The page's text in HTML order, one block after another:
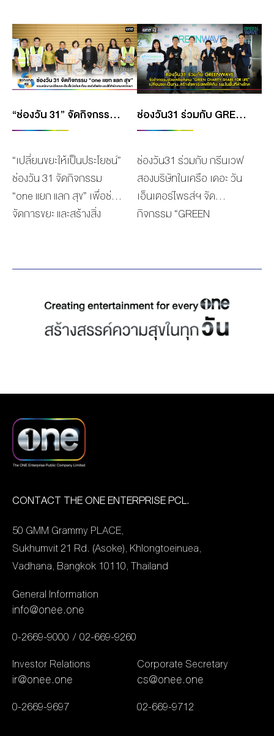
“ช่องวัน 31” จัดกิจกรรม “ONE แยก แลก สุข” ชวนพนักงานเปลี่ยนขยะเป็นเสื้อนิรภัยสะท้อนแสงอัพไซเคิล มอบให้สำนักงานเขตวัฒนา
“เปลี่ยนขยะให้เป็นประโยชน์”
ช่องวัน 31 จัดกิจกรรม
“one แยก แลก สุข” เพื่อช่วย
จัดการขยะ และสร้างสิ่ง
แยกขยะ เพื่อนำไปแลก
แสงอัพไซเคิล
ช่องวัน31 ร่วมกับ GREENWAVE จัดกิจกรรมช่วยเหลือสังคม “GREEN CHARITY SHARE FOR LIFE” เปลี่ยนขยะเป็นทุน..สร้างโซลาร์เซลล์ให้กับ รพ.ในพื้นที่ห่างไกล
ช่องวัน31 ร่วมกับ กรีนเวฟ
สองบริษัทในเครือ เดอะ วัน
เอ็นเตอร์ไพรส์ฯ จัด
กิจกรรม “GREEN
ช่วยเหลือเพื่อนมนุษย์ ลด
จากพนักงานในบริษัทร่วม
รณรงค์การคัดแยกขยะ และ
ได้ส่งขยะรีไซเคิลแต่ละชนิดมา
แปรเปลี่ยนเป็นทุนติดตั้งแผง
ประธานกรรมการบริษัท
ไปรษณีย์ไทย และ
RECYCLE DAY ที่มาช่วย
บันทึกคาร์บอนเครดิต ที่ครั้ง
นี้ปริมาณคาร์บอนฟุตพริ้นท์
kgCO2e (กิโลกรัม
CONTACT THE ONE ENTERPRISE PCL.
50 GMM Grammy PLACE,
Sukhumvit 21 Rd. (Asoke), Khlongtoeinuea,
Vadhana, Bangkok 10110, Thailand
General Information
info@onee.one
0-2669-9000
02-669-9260
Investor Relations
ir@onee.one
0-2669-9697
Corporate Secretary
cs@onee.one
02-669-9712